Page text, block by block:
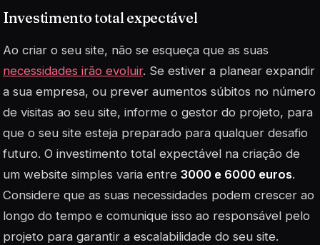
Investimento total expectável
Ao criar o seu site, não se esqueça que as suas
necessidades irão evoluir. Se estiver a planear expandir
a sua empresa, ou prever aumentos súbitos no número
de visitas ao seu site, informe o gestor do projeto, para
que o seu site esteja preparado para qualquer desafio
futuro. O investimento total expectável na criação de
um website simples varia entre 3000 e 6000 euros.
Considere que as suas necessidades podem crescer ao
longo do tempo e comunique isso ao responsável pelo
projeto para garantir a escalabilidade do seu site.